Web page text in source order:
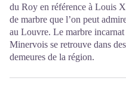
du Roy en référence à Louis
de marbre que l’on peut
au Louvre. Le marbre
Minervois se retrouve dans
demeures de la région.